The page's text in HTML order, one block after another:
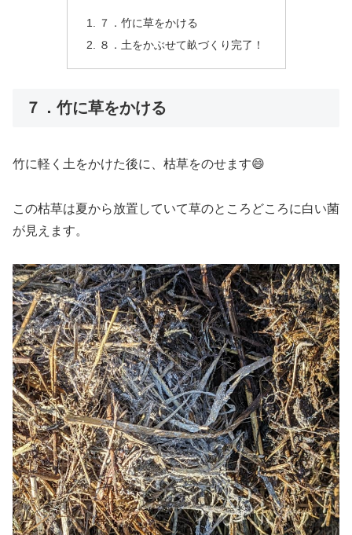
７．竹に草をかける
８．土をかぶせて畝づくり完了！
７．竹に草をかける
竹に軽く土をかけた後に、枯草をのせます😄
この枯草は夏から放置していて草のところどころに白い菌
が見えます。